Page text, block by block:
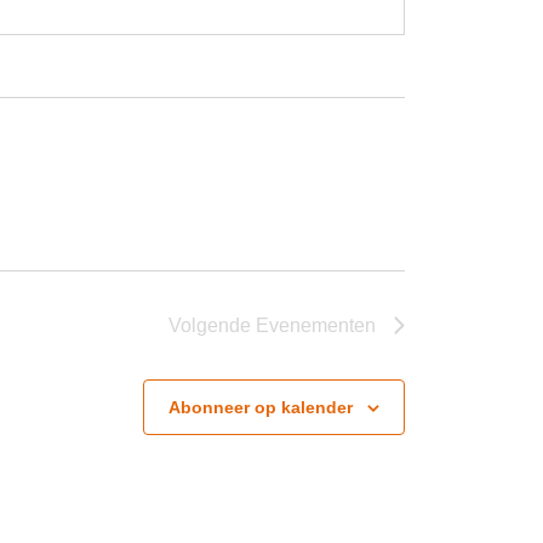
Volgende Evenementen
Abonneer op kalender